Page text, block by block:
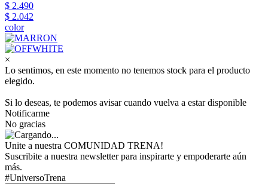
$ 2.490
$ 2.042
color
×
Lo sentimos, en este momento no tenemos stock para el producto
elegido.
Si lo deseas, te podemos avisar cuando vuelva a estar disponible
Notificarme
No gracias
Unite a nuestra COMUNIDAD TRENA!
Suscribite a nuestra newsletter para inspirarte y empoderarte aún
más.
#UniversoTrena